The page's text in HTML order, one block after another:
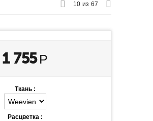
10 из 67
1 755 Р
Ткань :
Расцветка :